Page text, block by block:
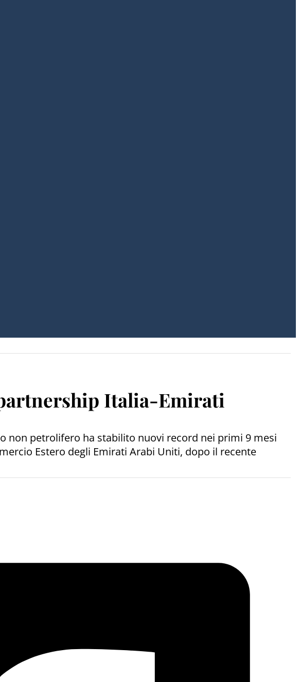
Italia-Emirati
non petrolifero ha stabilito nuovi record nei primi 9 mesi
Estero degli Emirati Arabi Uniti, dopo il recente